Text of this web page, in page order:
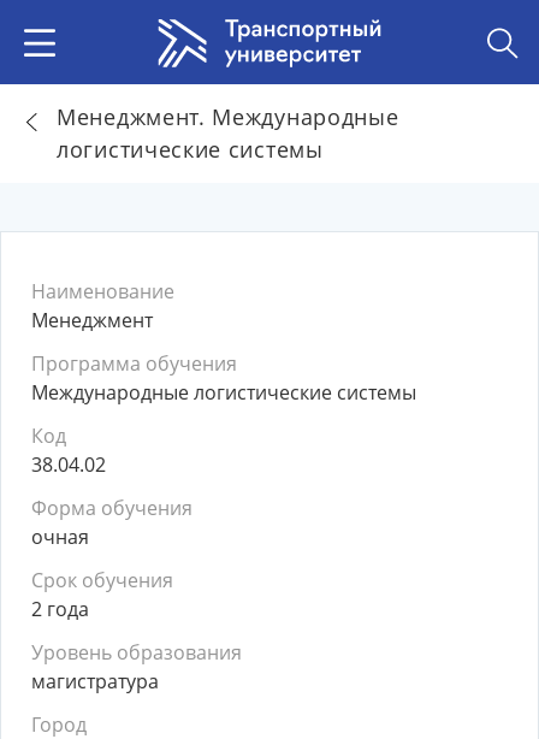
Менеджмент. Международные
логистические системы
Наименование
Менеджмент
Программа обучения
Международные логистические системы
Код
38.04.02
Форма обучения
очная
Срок обучения
2 года
Уровень образования
магистратура
Город